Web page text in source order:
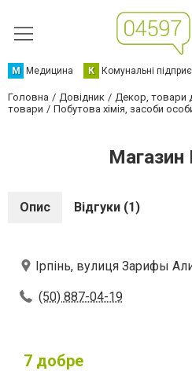
М Медицина К Комунальні
Головна Довідник
Декор, товари
товари
Побутова хімія, засоби
Магазин
Опис Відгуки (1)
Ірпінь, вулиця Зарифы
(50) 887-04-19
7 добре